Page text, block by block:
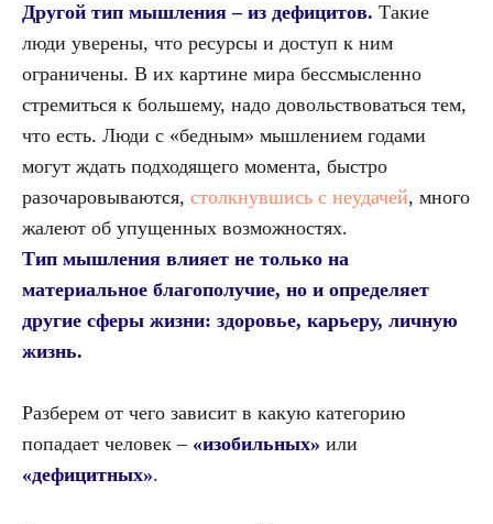
Другой тип мышления – из дефицитов. Такие
люди уверены, что ресурсы и доступ к ним
ограничены. В их картине мира бессмысленно
стремиться к большему, надо довольствоваться тем,
что есть. Люди с «бедным» мышлением годами
могут ждать подходящего момента, быстро
разочаровываются, столкнувшись с неудачей, много
жалеют об упущенных возможностях.
Тип мышления влияет не только на
материальное благополучие, но и определяет
другие сферы жизни: здоровье, карьеру, личную
жизнь.
Разберем от чего зависит в какую категорию
попадает человек – «изобильных» или
«дефицитных».